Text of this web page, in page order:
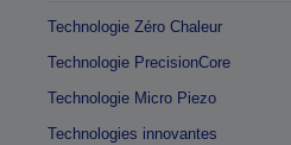
Technologie Zéro Chaleur
Technologie PrecisionCore
Technologie Micro Piezo
Technologies innovantes